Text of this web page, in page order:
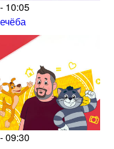
10:05
09:30